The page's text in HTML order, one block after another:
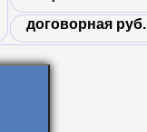
договорная руб.